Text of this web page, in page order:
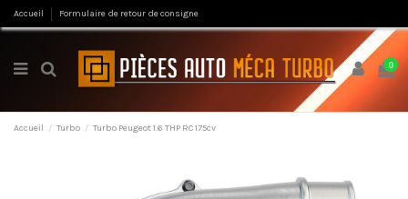
Accueil Formulaire de retour de consigne
0
Accueil Turbo Turbo Peugeot 1.6 THP RC 175cv